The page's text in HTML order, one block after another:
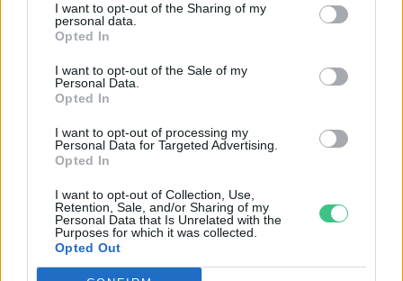
I want to opt-out of the Sharing of my
personal data.
Opted In
I want to opt-out of the Sale of my
Personal Data.
Opted In
I want to opt-out of processing my
Personal Data for Targeted Advertising.
Opted In
I want to opt-out of Collection, Use,
Retention, Sale, and/or Sharing of my
Personal Data that Is Unrelated with the
Purposes for which it was collected.
Opted Out
a legjobb lelőhelyek!